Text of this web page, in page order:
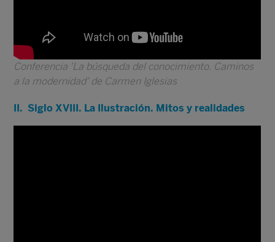
Conferencia 'La búsqueda del conocimiento. Caminos
a la modernidad' de Carmen Iglesias
II. Siglo XVIII. La Ilustración. Mitos y realidades